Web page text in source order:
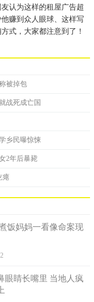
认为这样的租屋广告超
赚到众人眼球、这样写
式，大家都注意到了！
被掉包
战死成亡国
乡民曝惊悚
2年后暴毙
瘪
饭妈妈一看像命案现
眼睛长嘴里 当地人疯